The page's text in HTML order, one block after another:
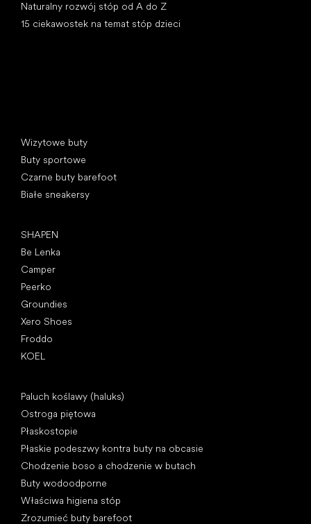
Naturalny rozwój stóp od A do Z
15 ciekawostek na temat stóp dzieci
Wizytowe buty
Buty sportowe
Czarne buty barefoot
Białe sneakersy
SHAPEN
Be Lenka
Camper
Peerko
Groundies
Xero Shoes
Froddo
KOEL
Paluch koślawy (haluks)
Ostroga piętowa
Płaskostopie
Płaskie podeszwy kontra buty na obcasie
Chodzenie boso a chodzenie w butach
Buty wodoodporne
Właściwa higiena stóp
Zrozumieć buty barefoot